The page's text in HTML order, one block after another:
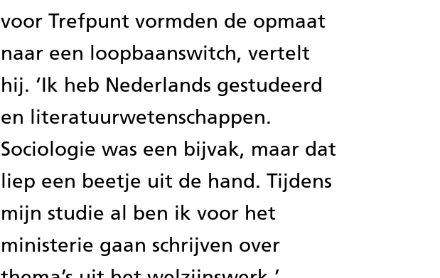
voor Trefpunt vormden de opmaat
naar een loopbaanswitch, vertelt
hij. ‘Ik heb Nederlands gestudeerd
en literatuurwetenschappen.
Sociologie was een bijvak, maar dat
liep een beetje uit de hand. Tijdens
mijn studie al ben ik voor het
ministerie gaan schrijven over